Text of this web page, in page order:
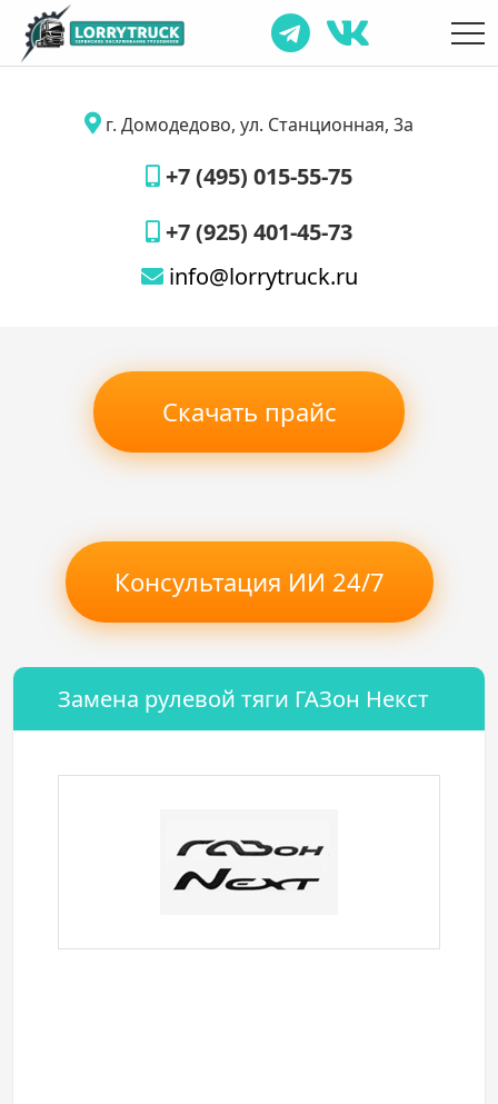
г. Домодедово, ул. Станционная, 3а
+7 (495) 015-55-75
+7 (925) 401-45-73
info@lorrytruck.ru
Скачать прайс
Консультация ИИ 24/7
Замена рулевой тяги ГАЗон Некст